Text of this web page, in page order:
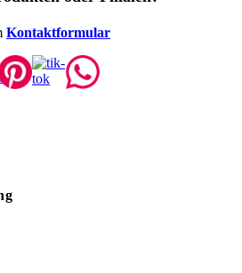
Kontaktformular